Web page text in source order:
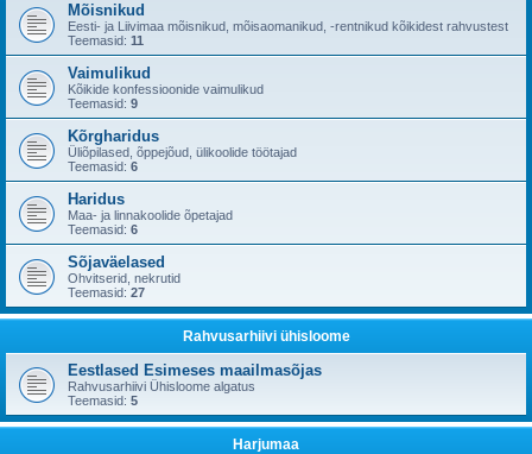
Mõisnikud
Eesti- ja Liivimaa mõisnikud, mõisaomanikud, -rentnikud kõikidest rahvustest
Teemasid: 11
Vaimulikud
Kõikide konfessioonide vaimulikud
Teemasid: 9
Kõrgharidus
Üliõpilased, õppejõud, ülikoolide töötajad
Teemasid: 6
Haridus
Maa- ja linnakoolide õpetajad
Teemasid: 6
Sõjaväelased
Ohvitserid, nekrutid
Teemasid: 27
Rahvusarhiivi ühisloome
Eestlased Esimeses maailmasõjas
Rahvusarhiivi Ühisloome algatus
Teemasid: 5
Harjumaa